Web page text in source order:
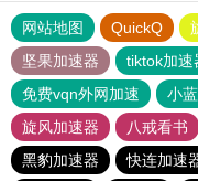
网站地图 QuickQ
坚果加速器
tiktok加速
免费vqn外网加速
小
旋风加速器
八戒看书
黑豹加速器
快连加速